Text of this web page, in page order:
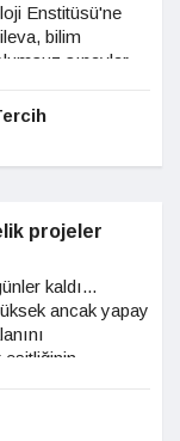
Enstitüsü'ne
bilim
sınavlar,
Einstein'dan
iki
projeler
kaldı...
ancak yapay
ile
kurumların bu